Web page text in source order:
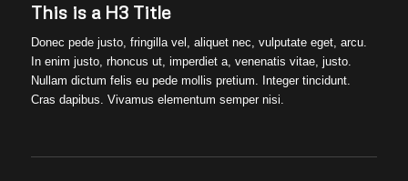
This is a H3 Title
Donec pede justo, fringilla vel, aliquet nec, vulputate eget, arcu.
In enim justo, rhoncus ut, imperdiet a, venenatis vitae, justo.
Nullam dictum felis eu pede mollis pretium. Integer tincidunt.
Cras dapibus. Vivamus elementum semper nisi.